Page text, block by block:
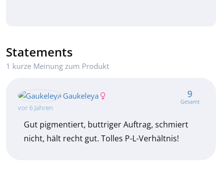
Statements
1 kurze Meinung zum Produkt
Gaukeleya
vor 6 Jahren
9
Gesamt
Gut pigmentiert, buttriger Auftrag, schmiert
nicht, hält recht gut. Tolles P-L-Verhältnis!